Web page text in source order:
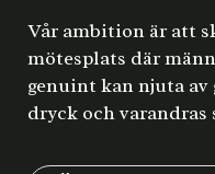
Vår ambition är att
mötesplats där
genuint kan njuta av
dryck och varandras